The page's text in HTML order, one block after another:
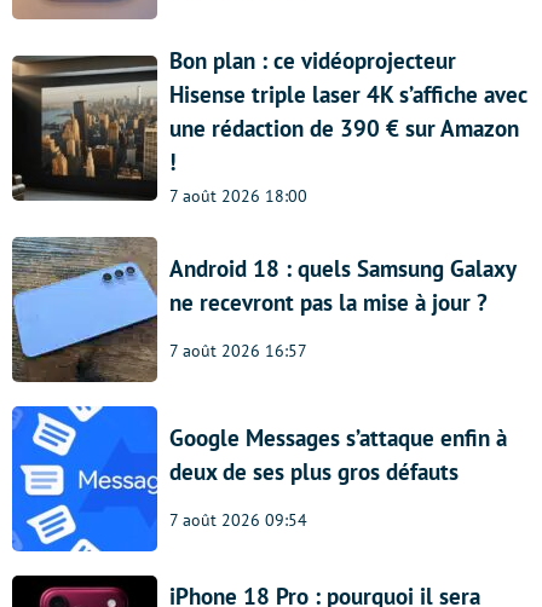
Bon plan : ce vidéoprojecteur
Hisense triple laser 4K s’affiche avec
une rédaction de 390 € sur Amazon
!
7 août 2026 18:00
Android 18 : quels Samsung Galaxy
ne recevront pas la mise à jour ?
7 août 2026 16:57
Google Messages s’attaque enfin à
deux de ses plus gros défauts
7 août 2026 09:54
iPhone 18 Pro : pourquoi il sera